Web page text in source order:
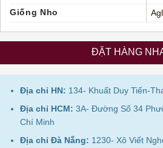
Giống Nho
ĐẶT HÀNG
Địa chỉ HN: 134- Khuất Duy Tiến-
Địa chỉ HCM: 3A- Đường Số 34
Chí Minh
Địa chỉ Đà Nẵng: 1230- Xô Viết